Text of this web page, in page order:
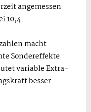
angemessen
10,4.
macht
Sondereffekte
variable Extra-
besser